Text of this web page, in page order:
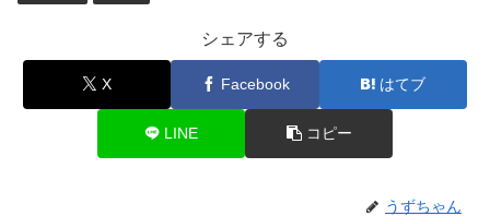
シェアする
X Facebook はてブ
LINE コピー
うずちゃん